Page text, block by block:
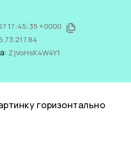
17:45:35 +0000
ZjVoHsK4W4Y1
горизонтально